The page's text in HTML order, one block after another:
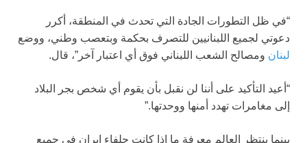
“في ظل التطورات الجادة التي تحدث في المنطقة، أكرر
دعوتي لجميع اللبنانيين للتصرف بحكمة وبتعصب وطني، ووضع
لبنان ومصالح الشعب اللبناني فوق أي اعتبار آخر”، قال.
“أعيد التأكيد على أننا لن نقبل بأن يقوم أي شخص بجر البلاد
إلى مغامرات تهدد أمنها ووحدتها.”
بينما ينتظر العالم معرفة ما إذا كانت حلفاء إيران في جميع